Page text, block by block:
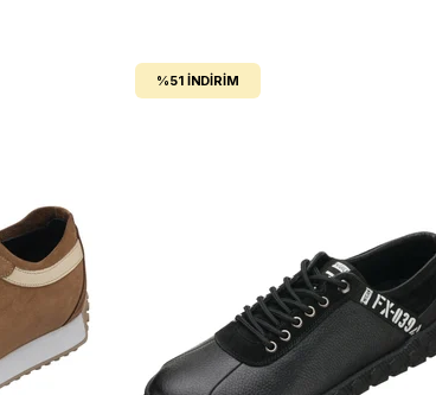
%51 İNDIRIM